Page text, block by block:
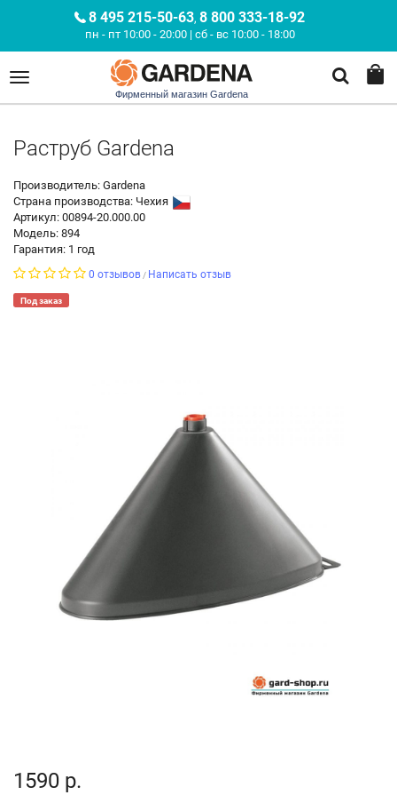
8 495 215-50-63, 8 800 333-18-92
пн - пт 10:00 - 20:00 | сб - вс 10:00 - 18:00
Фирменный магазин Gardena
Раструб Gardena
Производитель: Gardena
Страна производства: Чехия
Артикул: 00894-20.000.00
Модель: 894
Гарантия: 1 год
0 отзывов / Написать отзыв
Под заказ
1590 р.